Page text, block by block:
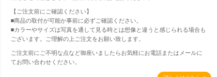
【ご注文前にご確認ください】
■商品の取付が可能か事前に必ずご確認ください。
■カラーやサイズは写真を通して見る時とは想像と違うと感じられる場合も
ございます。ご理解の上ご注文をお願い致します。
ご注文前にご不明な点など御座いましたらお気軽にお電話またはメールに
てお問い合わせください。